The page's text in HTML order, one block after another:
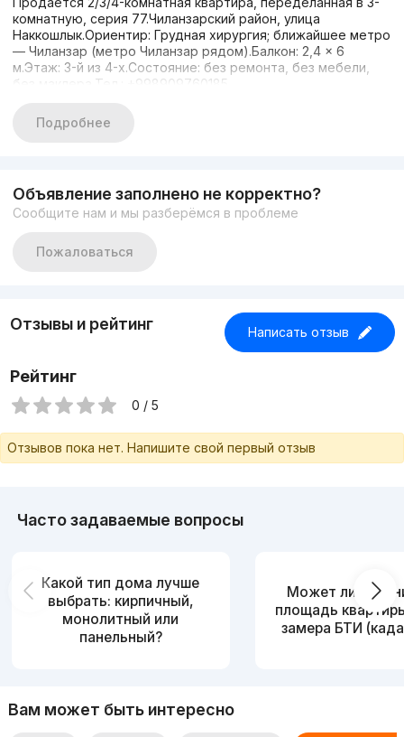
комнатную, серия 77.Чиланзарский район, улица
Наккошлык.Ориентир: Грудная хирургия; ближайшее метро
— Чиланзар (метро Чиланзар рядом).Балкон: 2,4 × 6
м.Этаж: 3-й из 4-х.Состояние: без ремонта, без мебели,
без маклера.Тел.: +998909760185
Подробнее
Объявление заполнено не корректно?
Сообщите нам и мы разберёмся в проблеме
Пожаловаться
Отзывы и рейтинг Написать отзыв
Рейтинг
0 / 5
Отзывов пока нет. Напишите свой первый отзыв
Часто задаваемые вопросы
Какой тип дома лучше
выбрать: кирпичный,
монолитный или
панельный?
Может ли
площадь
замера БТИ
Вам может быть интересно